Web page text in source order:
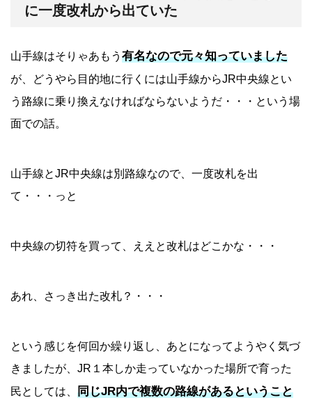
に一度改札から出ていた
山手線はそりゃあもう 有名なので元々知っていました
が、どうやら目的地に行くには山手線からJR中央線とい
う路線に乗り換えなければならないようだ・・・という場
面での話。
山手線とJR中央線は別路線なので、一度改札を出
て・・・っと
中央線の切符を買って、ええと改札はどこかな・・・
あれ、さっき出た改札？・・・
という感じを何回か繰り返し、あとになってようやく気づ
きましたが、JR１本しか走っていなかった場所で育った
民としては、 同じJR内で複数の路線があるということ